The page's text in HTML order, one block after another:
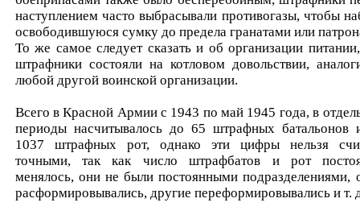
наступлением часто выбрасывали противогазы, чтобы
освободившуюся сумку до предела гранатами или
То же самое следует сказать и об организации
штрафники состояли на котловом довольствии,
любой другой воинской организации.
Всего в Красной Армии с 1943 по май 1945 года, в
периоды насчитывалось до 65 штрафных батальонов
1037 штрафных рот, однако эти цифры нельзя
точными, так как число штрафбатов и рот
менялось, они не были постоянными подразделениями,
расформировывались, другие переформировывались и т.